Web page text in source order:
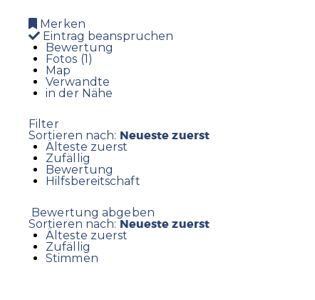
Merken
Eintrag beanspruchen
Bewertung
Fotos (1)
Map
Verwandte
in der Nähe
Filter
Sortieren nach: Neueste zuerst
Älteste zuerst
Zufällig
Bewertung
Hilfsbereitschaft
Bewertung abgeben
Sortieren nach: Neueste zuerst
Älteste zuerst
Zufällig
Stimmen